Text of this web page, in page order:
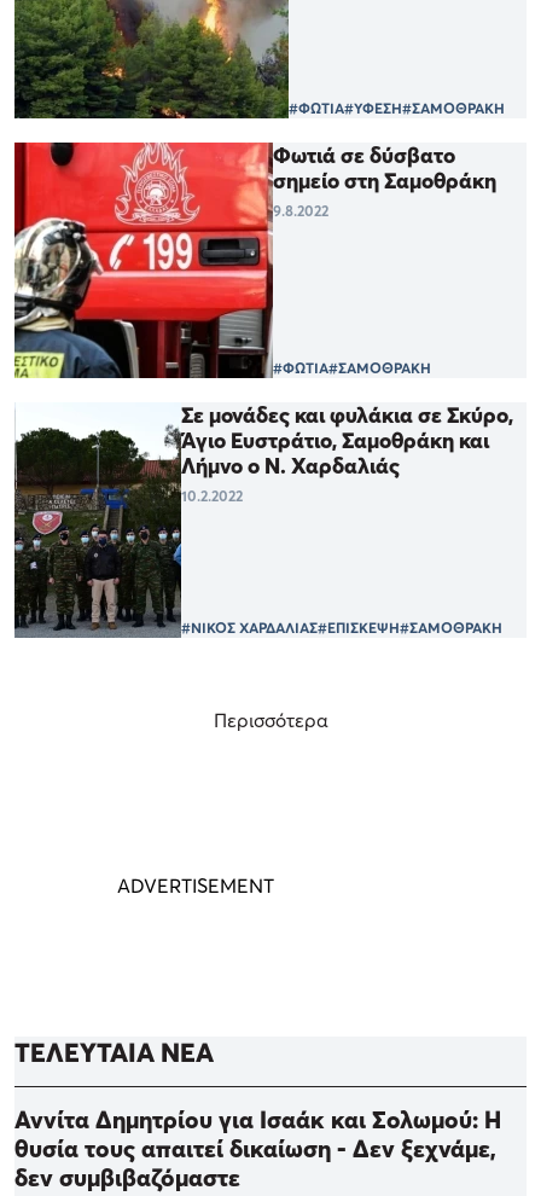
#ΦΩΤΙΑ#ΥΦΕΣΗ#ΣΑΜΟΘΡΑΚΗ
Φωτιά σε δύσβατο
σημείο στη Σαμοθράκη
9.8.2022
#ΦΩΤΙΑ#ΣΑΜΟΘΡΑΚΗ
Σε μονάδες και φυλάκια σε Σκύρο,
Άγιο Ευστράτιο, Σαμοθράκη και
Λήμνο ο Ν. Χαρδαλιάς
10.2.2022
#ΝΙΚΟΣ ΧΑΡΔΑΛΙΑΣ#ΕΠΙΣΚΕΨΗ#ΣΑΜΟΘΡΑΚΗ
Περισσότερα
ΤΕΛΕΥΤΑΙΑ ΝΕΑ
Αννίτα Δημητρίου για Ισαάκ και Σολωμού: Η
θυσία τους απαιτεί δικαίωση - Δεν ξεχνάμε,
δεν συμβιβαζόμαστε